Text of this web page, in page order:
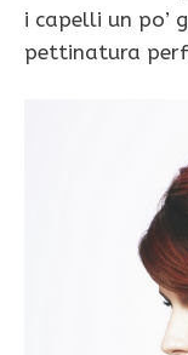
i capelli un po’
pettinatura